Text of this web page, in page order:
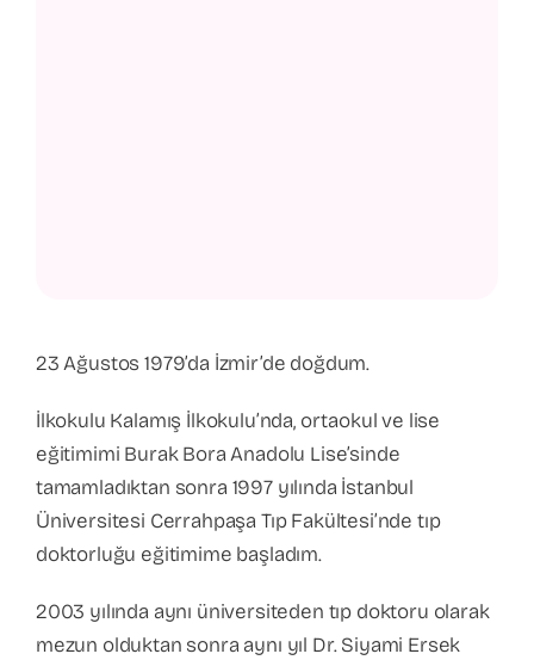
23 Ağustos 1979’da İzmir’de doğdum.
İlkokulu Kalamış İlkokulu’nda, ortaokul ve lise
eğitimimi Burak Bora Anadolu Lise’sinde
tamamladıktan sonra 1997 yılında İstanbul
Üniversitesi Cerrahpaşa Tıp Fakültesi’nde tıp
doktorluğu eğitimime başladım.
2003 yılında aynı üniversiteden tıp doktoru olarak
mezun olduktan sonra aynı yıl Dr. Siyami Ersek